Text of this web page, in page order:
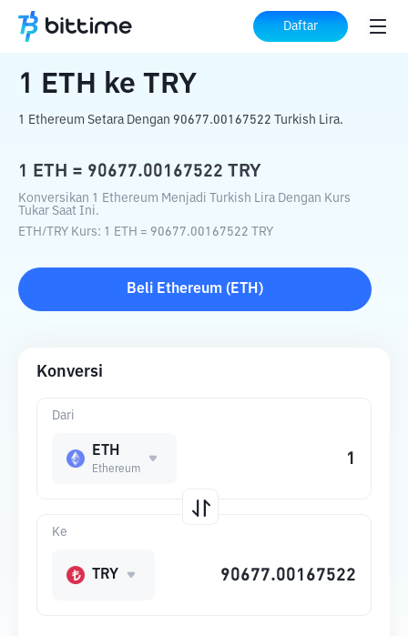
Daftar
Beranda Konverter Kripto ke TRY
1 ETH ke TRY
1 Ethereum Setara Dengan 90677.00167522 Turkish Lira.
1 ETH = 90677.00167522 TRY
Konversikan 1 Ethereum Menjadi Turkish Lira Dengan Kurs
Tukar Saat Ini.
ETH/ TRY Kurs: 1 ETH = 90677.00167522 TRY
Beli Ethereum ( ETH )
Konversi
Dari
ETH
Ethereum
Ke
TRY